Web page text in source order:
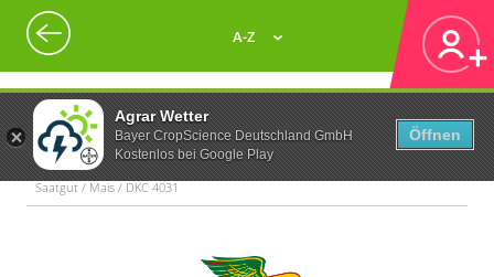
Agrar Wetter
Bayer CropScience Deutschland GmbH
Kostenlos bei Google Play
Öffnen
A-Z
Saatgut / Mais / DKC 4031